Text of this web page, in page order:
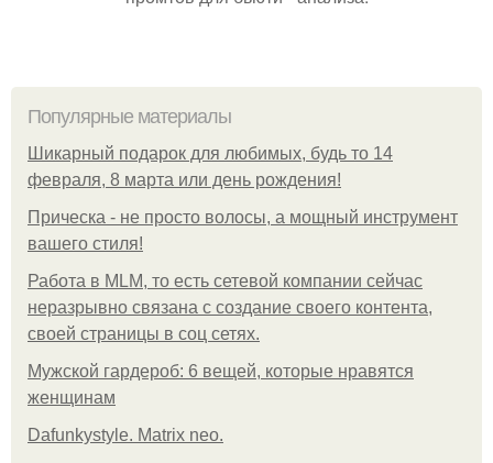
Популярные материалы
Шикарный подарок для любимых, будь то 14
февраля, 8 марта или день рождения!
Прическа - не просто волосы, а мощный инструмент
вашего стиля!
Работа в MLM, то есть сетевой компании сейчас
неразрывно связана с создание своего контента,
своей страницы в соц сетях.
Мужской гардероб: 6 вещей, которые нравятся
женщинам
Dafunkystyle. Matrix neo.